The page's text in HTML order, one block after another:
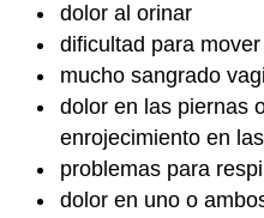
dolor al orinar
dificultad para
mucho sangrado
dolor en las piernas
enrojecimiento en
problemas para
dolor en uno o